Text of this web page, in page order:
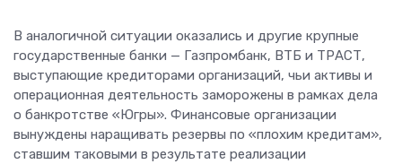
В аналогичной ситуации оказались и другие крупные
государственные банки — Газпромбанк, ВТБ и ТРАСТ,
выступающие кредиторами организаций, чьи активы и
операционная деятельность заморожены в рамках дела
о банкротстве «Югры». Финансовые организации
вынуждены наращивать резервы по «плохим кредитам»,
ставшим таковыми в результате реализации